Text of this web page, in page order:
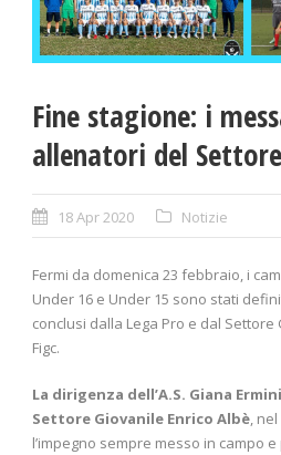
Fine stagione: i
allenatori del
18 Apr 2020 Notizie
Fermi da domenica 23 febbraio, i
Under 16 e Under 15 sono stati
conclusi dalla Lega Pro e dal
Figc.
La dirigenza dell’A.S. Giana
Settore Giovanile Enrico Albè,
l’impegno sempre messo in campo